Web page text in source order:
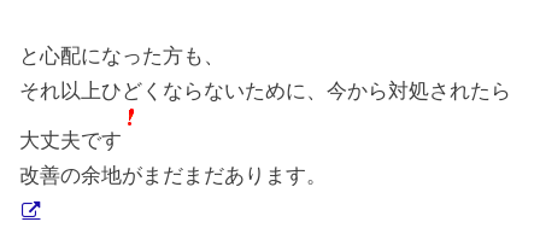
と心配になった方も、
それ以上ひどくならないために、今から対処されたら
大丈夫です
改善の余地がまだまだあります。